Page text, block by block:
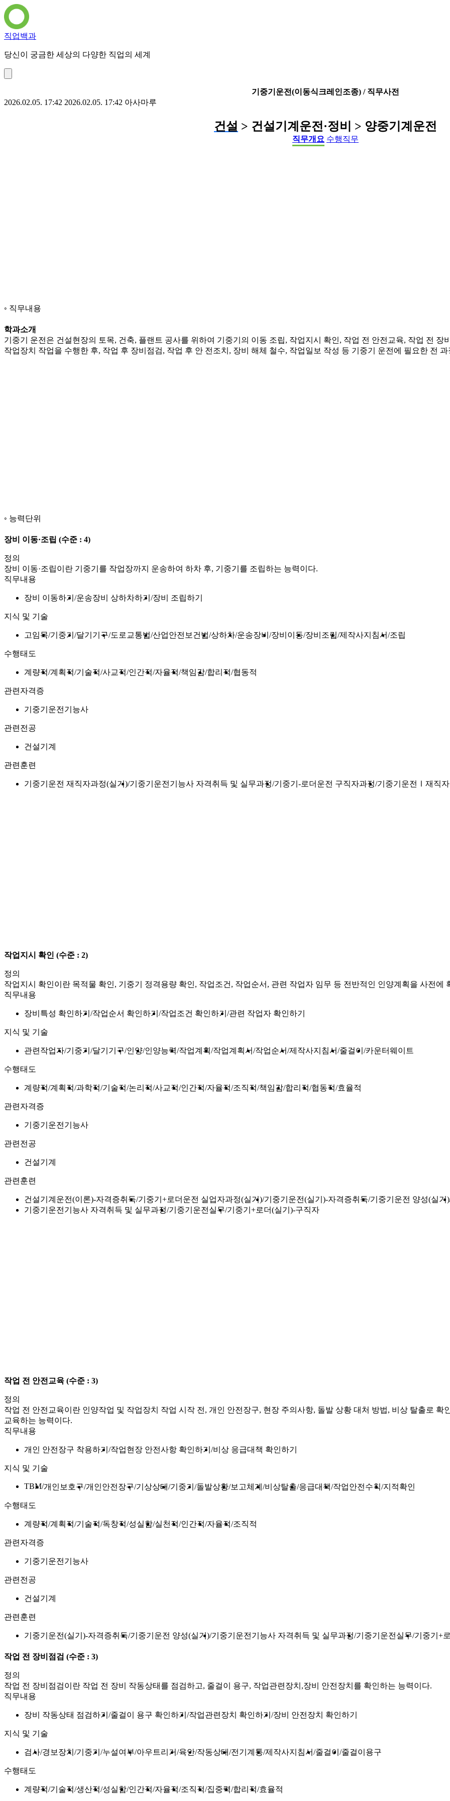
직업백과
당신이 궁금한 세상의 다양한 직업의 세계
기중기운전(이동식크레인조종) / 직무사전
2026.02.05. 17:42 2026.02.05. 17:42 아사마루
건설 > 건설기계운전·정비 > 양중기계운전
직무개요 수행직무
직무내용
학과소개
기중기 운전은 건설현장의 토목, 건축, 플랜트 공사를 위하여 기중기의 이동 조립, 작업지시 확인, 작업 전 안전교육, 작업 전
작업장치 작업을 수행한 후, 작업 후 장비점검, 작업 후 안 전조치, 장비 해체 철수, 작업일보 작성 등 기중기 운전에 필요한 전
능력단위
장비 이동·조립 (수준 : 4)
정의
장비 이동·조립이란 기중기를 작업장까지 운송하여 하차 후, 기중기를 조립하는 능력이다.
직무내용
장비 이동하기 운송장비 상하차하기 장비 조립하기
지식 및 기술
고임목 기중기 달기기구 도로교통법 산업안전보건법 상하차 운송장비 장비이동 장비조립 제작사지침서 조립
수행태도
계량적 계획적 기술적 사교적 인간적 자율적 책임감 합리적 협동적
관련자격증
기중기운전기능사
관련전공
건설기계
관련훈련
기중기운전 재직자과정(실기) 기중기운전기능사 자격취득 및 실무과정 기중기-로더운전 구직자과정 기중기운전Ⅰ재직
작업지시 확인 (수준 : 2)
정의
작업지시 확인이란 목적물 확인, 기중기 정격용량 확인, 작업조건, 작업순서, 관련 작업자 임무 등 전반적인 인양계획을 사전에
직무내용
장비특성 확인하기 작업순서 확인하기 작업조건 확인하기 관련 작업자 확인하기
지식 및 기술
관련작업자 기중기 달기기구 인양 인양능력 작업계획 작업계획서 작업순서 제작사지침서 줄걸이 카운터웨이트
수행태도
계량적 계획적 과학적 기술적 논리적 사교적 인간적 자율적 조직적 책임감 합리적 협동적 효율적
관련자격증
기중기운전기능사
관련전공
건설기계
관련훈련
건설기계운전(이론)-자격증취득 기중기+로더운전 실업자과정(실기) 기중기운전(실기)-자격증취득 기중기운전 양성(실기)
기중기운전기능사 자격취득 및 실무과정 기중기운전실무 기중기+로더(실기)-구직자
작업 전 안전교육 (수준 : 3)
정의
작업 전 안전교육이란 인양작업 및 작업장치 작업 시작 전, 개인 안전장구, 현장 주의사항, 돌발 상황 대처 방법, 비상 탈출로
교육하는 능력이다.
직무내용
개인 안전장구 착용하기 작업현장 안전사항 확인하기 비상 응급대책 확인하기
지식 및 기술
TBM 개인보호구 개인안전장구 기상상태 기중기 돌발상황 보고체계 비상탈출 응급대책 작업안전수칙 지적확인
수행태도
계량적 계획적 기술적 독창적 성실함 실천적 인간적 자율적 조직적
관련자격증
기중기운전기능사
관련전공
건설기계
관련훈련
기중기운전(실기)-자격증취득 기중기운전 양성(실기) 기중기운전기능사 자격취득 및 실무과정 기중기운전실무 기중기+
작업 전 장비점검 (수준 : 3)
정의
작업 전 장비점검이란 작업 전 장비 작동상태를 점검하고, 줄걸이 용구, 작업관련장치,장비 안전장치를 확인하는 능력이다.
직무내용
장비 작동상태 점검하기 줄걸이 용구 확인하기 작업관련장치 확인하기 장비 안전장치 확인하기
지식 및 기술
검사 경보장치 기중기 누설여부 아우트리거 육안 작동상태 전기계통 제작사지침서 줄걸이 줄걸이용구
수행태도
계량적 기술적 생산적 성실함 인간적 자율적 조직적 집중력 합리적 효율적